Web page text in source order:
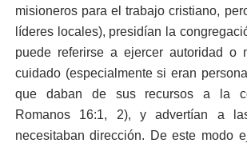
misioneros para el trabajo cristiano,
líderes locales), presidían la
puede referirse a ejercer autoridad o
cuidado (especialmente si eran
que daban de sus recursos a la
Romanos 16:1, 2), y advertían a
necesitaban dirección. De este modo